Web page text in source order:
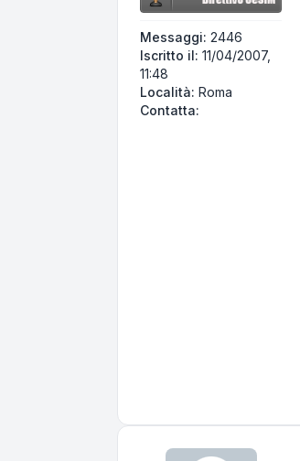
Messaggi: 2446
Iscritto il: 11/04/2007,
11:48
Località: Roma
Contatta: